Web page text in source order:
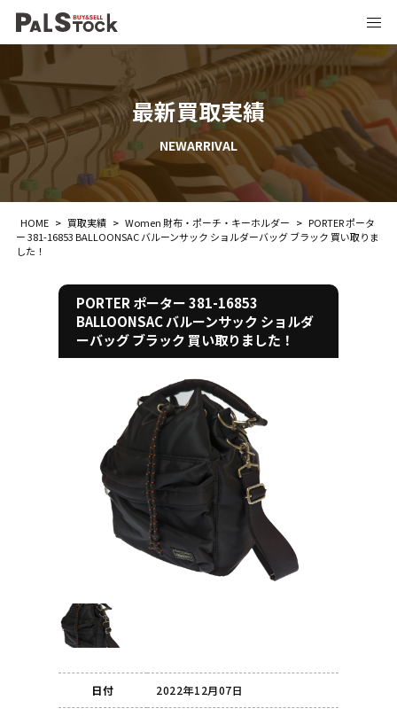
最新買取実績
NEWARRIVAL
HOME > 買取実績 > Women 財布・ポーチ・キーホルダー > PORTER ポータ
ー 381-16853 BALLOONSAC バルーンサック ショルダーバッグ ブラック 買い取りま
した！
PORTER ポーター 381-16853
BALLOONSAC バルーンサック ショルダ
ーバッグ ブラック 買い取りました！
日付 2022年12月07日